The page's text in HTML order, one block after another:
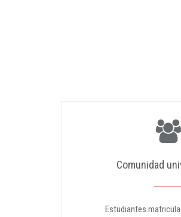
Comunidad
Estudiantes